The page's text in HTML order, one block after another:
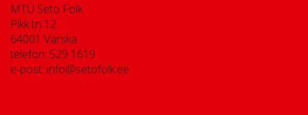
MTÜ Seto Folk
Pikk tn 12
64001 Värska
telefon: 529 1619
e-post: info@setofolk.ee